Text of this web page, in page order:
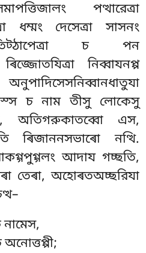
পত্থারেত্ৰা
ধম্মং দেসেত্ৰা সাসনং
চ পন
নিব্বাযনপ্প
চ নাম তীসু লোকেসু
অতিগরুকাতব্বো এস,
ৰিজাননসভাৰো নত্থি.
আদায গচ্ছতি,
তেৰা, অহোৰতঅচ্ছরিযা